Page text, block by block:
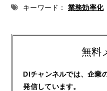
キーワード：
業務効率化
無料
DIチャンネルでは、企業
発信しています。